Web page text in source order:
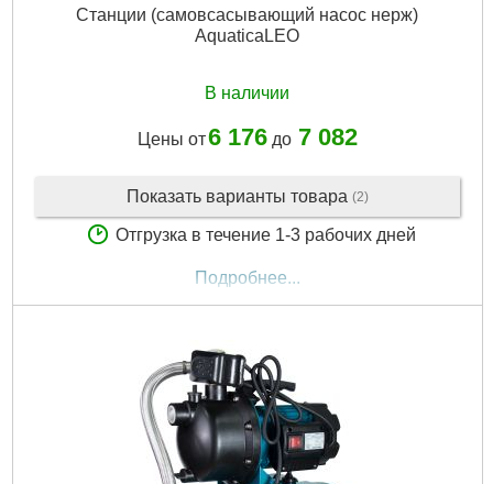
Станции (самовсасывающий насос нерж)
AquaticaLEO
В наличии
Цены от6 176до 7 082
Показать варианты товара (2)
Отгрузка в течение 1-3 рабочих дней
Подробнее...